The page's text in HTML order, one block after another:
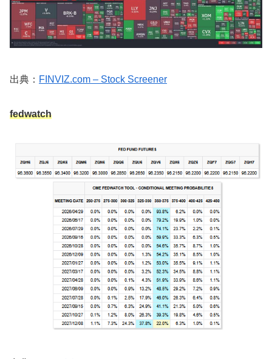
出典： FINVIZ.com – Stock Screener
fedwatch